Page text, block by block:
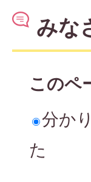
みな
このペ
分か
た